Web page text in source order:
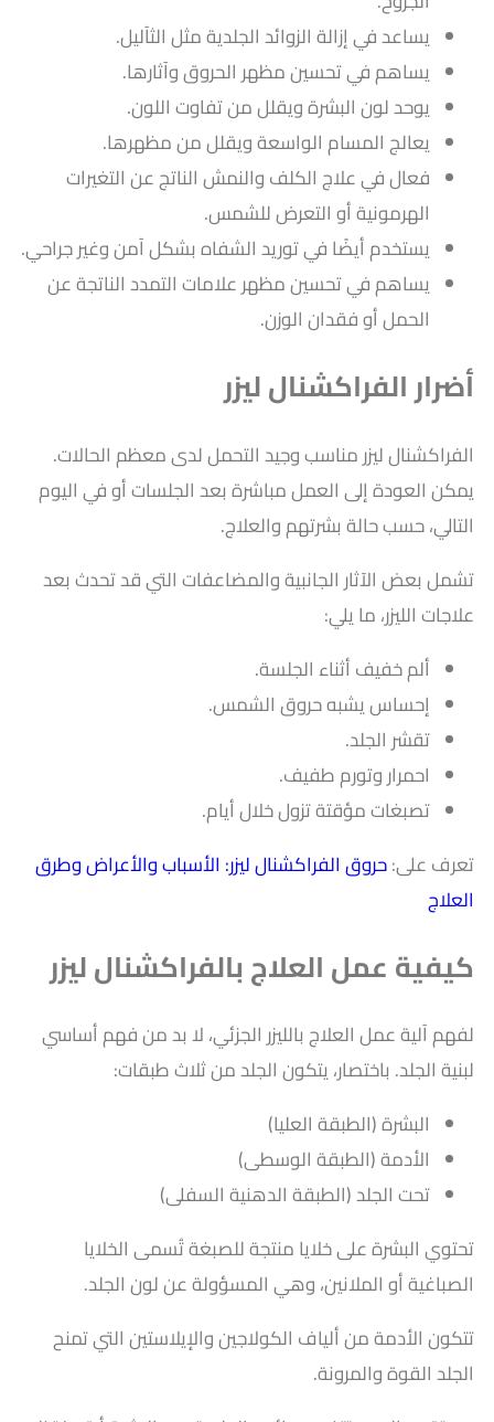
يساعد في إزالة الزوائد الجلدية مثل الثآليل.
يساهم في تحسين مظهر الحروق وآثارها.
يوحد لون البشرة ويقلل من تفاوت اللون.
يعالج المسام الواسعة ويقلل من مظهرها.
فعال في علاج الكلف والنمش الناتج عن التغيرات
الهرمونية أو التعرض للشمس.
يستخدم أيضًا في توريد الشفاه بشكل آمن وغير جراحي.
يساهم في تحسين مظهر علامات التمدد الناتجة عن
الحمل أو فقدان الوزن.
أضرار الفراكشنال ليزر
الفراكشنال ليزر مناسب وجيد التحمل لدى معظم الحالات.
يمكن العودة إلى العمل مباشرة بعد الجلسات أو في اليوم
التالي، حسب حالة بشرتهم والعلاج.
تشمل بعض الآثار الجانبية والمضاعفات التي قد تحدث بعد
علاجات الليزر، ما يلي:
ألم خفيف أثناء الجلسة.
إحساس يشبه حروق الشمس.
تقشر الجلد.
احمرار وتورم طفيف.
تصبغات مؤقتة تزول خلال أيام.
تعرف على:حروق الفراكشنال ليزر: الأسباب والأعراض وطرق
العلاج
كيفية عمل العلاج بالفراكشنال ليزر
لفهم آلية عمل العلاج بالليزر الجزئي، لا بد من فهم أساسي
لبنية الجلد. باختصار، يتكون الجلد من ثلاث طبقات:
البشرة (الطبقة العليا)
الأدمة (الطبقة الوسطى)
تحت الجلد (الطبقة الدهنية السفلى)
تحتوي البشرة على خلايا منتجة للصبغة تُسمى الخلايا
الصباغية أو الملانين، وهي المسؤولة عن لون الجلد.
تتكون الأدمة من ألياف الكولاجين والإيلاستين التي تمنح
الجلد القوة والمرونة.